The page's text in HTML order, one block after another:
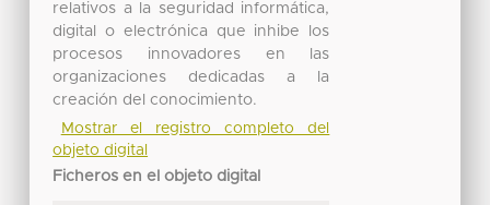
relativos a la seguridad informática,
digital o electrónica que inhibe los
procesos innovadores en las
organizaciones dedicadas a la
creación del conocimiento.
Mostrar el registro completo del
objeto digital
Ficheros en el objeto digital